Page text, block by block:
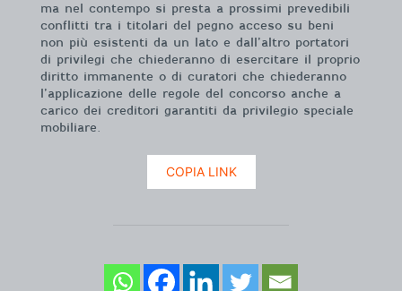
ma nel contempo si presta a prossimi prevedibili
conflitti tra i titolari del pegno acceso su beni
non più esistenti da un lato e dall’altro portatori
di privilegi che chiederanno di esercitare il proprio
diritto immanente o di curatori che chiederanno
l’applicazione delle regole del concorso anche a
carico dei creditori garantiti da privilegio speciale
mobiliare.
COPIA LINK